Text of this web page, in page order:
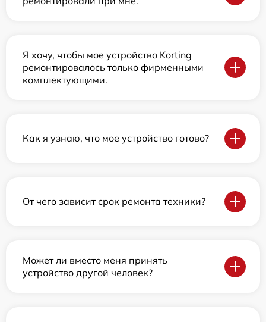
Я хочу, чтобы мое устройство Korting
ремонтировалось только фирменными
комплектующими.
Как я узнаю, что мое устройство готово?
От чего зависит срок ремонта техники?
Может ли вместо меня принять
устройство другой человек?